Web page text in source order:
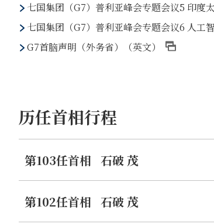
七国集团（G7）普利亚峰会专题会议5 印度
七国集团（G7）普利亚峰会专题会议6 人工
G7首脑声明（外务省）（英文）
历任首相行程
第103任首相 石破 茂
第102任首相 石破 茂